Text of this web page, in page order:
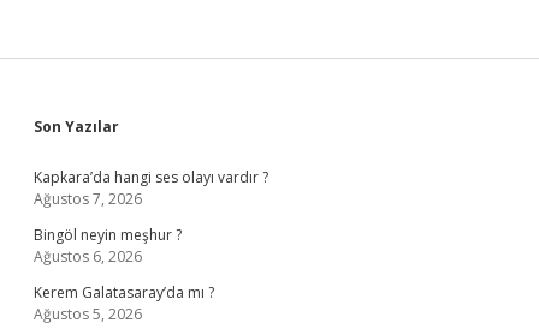
Sidebar
Son Yazılar
Kapkara’da hangi ses olayı vardır ?
Ağustos 7, 2026
Bingöl neyin meşhur ?
Ağustos 6, 2026
Kerem Galatasaray’da mı ?
Ağustos 5, 2026